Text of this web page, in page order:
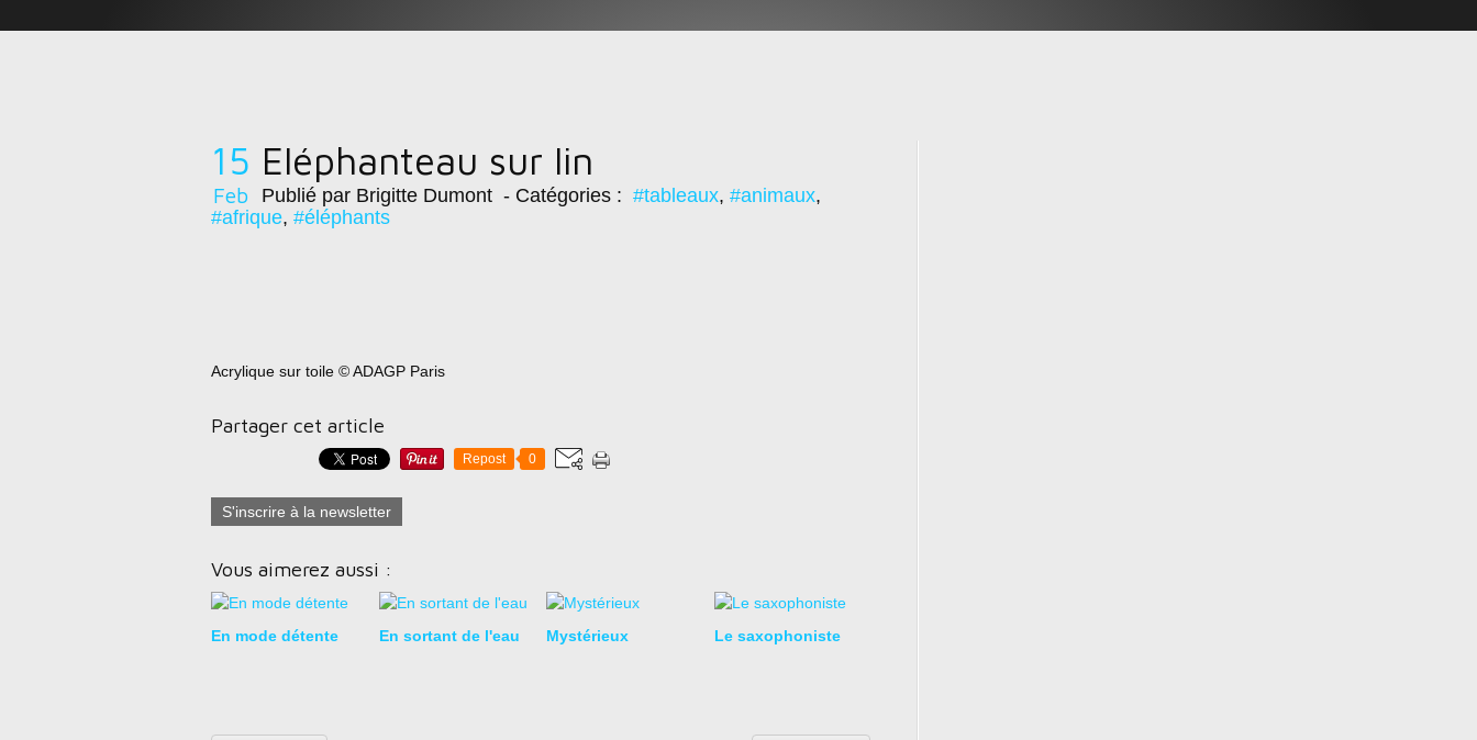
15
Feb
Eléphanteau sur lin
Publié par Brigitte Dumont - Catégories : #tableaux, #animaux,
#afrique, #éléphants
Acrylique sur toile © ADAGP Paris
Partager cet article
Repost 0
S'inscrire à la newsletter
Vous aimerez aussi :
En mode détente En sortant de l'eau Mystérieux Le saxophoniste